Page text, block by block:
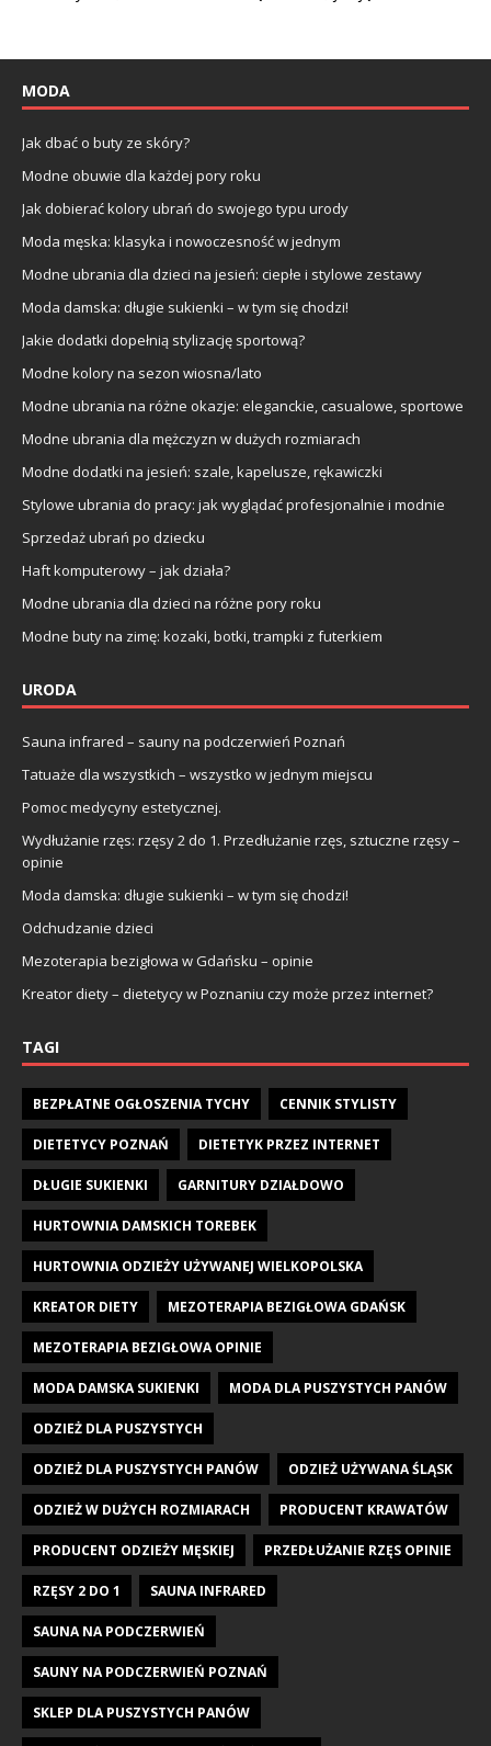
MODA
Jak dbać o buty ze skóry?
Modne obuwie dla każdej pory roku
Jak dobierać kolory ubrań do swojego typu urody
Moda męska: klasyka i nowoczesność w jednym
Modne ubrania dla dzieci na jesień: ciepłe i stylowe zestawy
Moda damska: długie sukienki – w tym się chodzi!
Jakie dodatki dopełnią stylizację sportową?
Modne kolory na sezon wiosna/lato
Modne ubrania na różne okazje: eleganckie, casualowe, sportowe
Modne ubrania dla mężczyzn w dużych rozmiarach
Modne dodatki na jesień: szale, kapelusze, rękawiczki
Stylowe ubrania do pracy: jak wyglądać profesjonalnie i modnie
Sprzedaż ubrań po dziecku
Haft komputerowy – jak działa?
Modne ubrania dla dzieci na różne pory roku
Modne buty na zimę: kozaki, botki, trampki z futerkiem
URODA
Sauna infrared – sauny na podczerwień Poznań
Tatuaże dla wszystkich – wszystko w jednym miejscu
Pomoc medycyny estetycznej.
Wydłużanie rzęs: rzęsy 2 do 1. Przedłużanie rzęs, sztuczne rzęsy –
opinie
Moda damska: długie sukienki – w tym się chodzi!
Odchudzanie dzieci
Mezoterapia bezigłowa w Gdańsku – opinie
Kreator diety – dietetycy w Poznaniu czy może przez internet?
TAGI
BEZPŁATNE OGŁOSZENIA TYCHY CENNIK STYLISTY
DIETETYCY POZNAŃ DIETETYK PRZEZ INTERNET
DŁUGIE SUKIENKI GARNITURY DZIAŁDOWO
HURTOWNIA DAMSKICH TOREBEK
HURTOWNIA ODZIEŻY UŻYWANEJ WIELKOPOLSKA
KREATOR DIETY MEZOTERAPIA BEZIGŁOWA GDAŃSK
MEZOTERAPIA BEZIGŁOWA OPINIE
MODA DAMSKA SUKIENKI MODA DLA PUSZYSTYCH PANÓW
ODZIEŻ DLA PUSZYSTYCH
ODZIEŻ DLA PUSZYSTYCH PANÓW ODZIEŻ UŻYWANA ŚLĄSK
ODZIEŻ W DUŻYCH ROZMIARACH PRODUCENT KRAWATÓW
PRODUCENT ODZIEŻY MĘSKIEJ PRZEDŁUŻANIE RZĘS OPINIE
RZĘSY 2 DO 1 SAUNA INFRARED
SAUNA NA PODCZERWIEŃ
SAUNY NA PODCZERWIEŃ POZNAŃ
SKLEP DLA PUSZYSTYCH PANÓW